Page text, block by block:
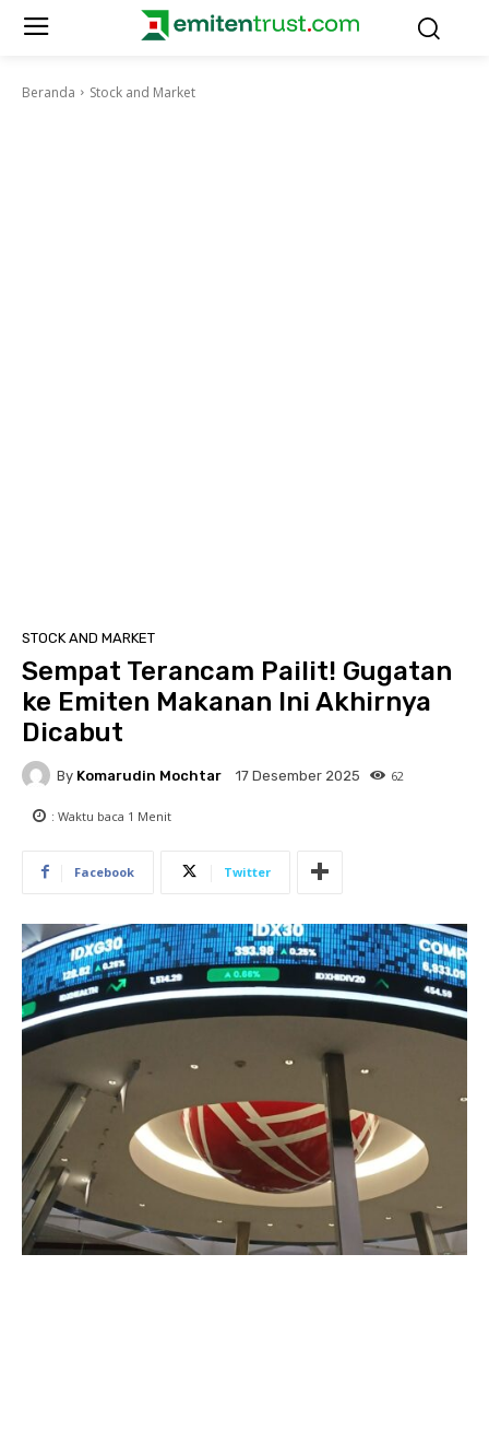
Beranda Stock and Market
STOCK AND MARKET
Sempat Terancam Pailit! Gugatan
ke Emiten Makanan Ini Akhirnya
Dicabut
By Komarudin Mochtar 17 Desember 2025 62
: Waktu baca 1 Menit
Facebook Twitter